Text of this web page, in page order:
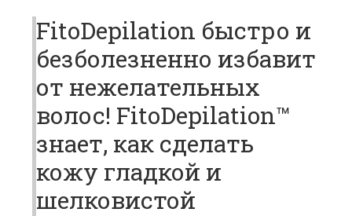
FitoDepilation быстро и
безболезненно избавит
от нежелательных
волос! FitoDepilation™
знает, как сделать
кожу гладкой и
шелковистой